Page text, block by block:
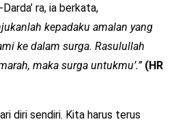
ra, ia berkata,
kepadaku amalan yang
ke dalam surga. Rasulullah
maka surga untukmu’.” (HR
diri sendiri. Kita harus terus